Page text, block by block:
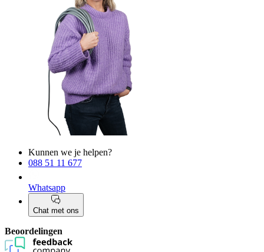
Kunnen we je helpen?
088 51 11 677
Whatsapp
Chat met ons
Beoordelingen